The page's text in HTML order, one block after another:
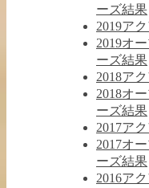
ーズ結果
2019ア
2019オ
ーズ結果
2018ア
2018オ
ーズ結果
2017ア
2017オ
ーズ結果
2016ア